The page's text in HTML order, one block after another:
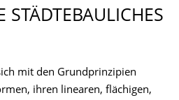
STÄDTEBAULICHES
mit den Grundprinzipien
ihren linearen, flächigen,